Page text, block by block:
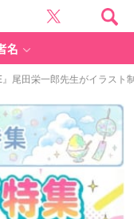
名
尾田栄一郎先生がイラスト